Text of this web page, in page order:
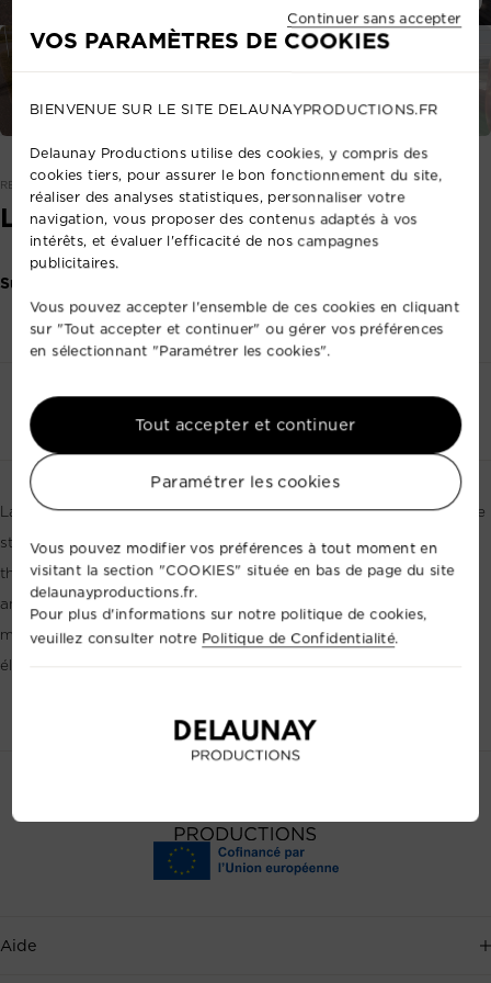
REF: 57809124
LE SUPER PLAYZONE JUNGLE
Sur demande
Laissez les enfants s’émerveiller et créer leur univers avec cette
structure gonflable verte et jaune de forme inhabituelle sur le
thème de la jungle qui avec son tigre, gorille et lion crée une
ambiance sauvage... Pour les 2-8 ans Capacité : 15 Enfants
maximum Dimensions : 7,0x 7,0 x 2,8 m (LxLxH) Puissance
électrique : 2 x 220v-16a
VOS PARAMÈTRES DE COOKIES
Continuer sans accepter
BIENVENUE SUR LE SITE DELAUNAYPRODUCTIONS.FR
Delaunay Productions utilise des cookies, y compris des
cookies tiers, pour assurer le bon fonctionnement du site,
réaliser des analyses statistiques, personnaliser votre
navigation, vous proposer des contenus adaptés à vos
intérêts, et évaluer l'efficacité de nos campagnes
publicitaires.
Vous pouvez accepter l'ensemble de ces cookies en cliquant
sur "Tout accepter et continuer" ou gérer vos préférences
en sélectionnant "Paramétrer les cookies".
Paramétrer les cookies
Tout accepter et continuer
Vous pouvez modifier vos préférences à tout moment en
visitant la section "COOKIES" située en bas de page du site
delaunayproductions.fr.
Pour plus d'informations sur notre politique de cookies,
veuillez consulter notre Politique de Confidentialité.
Aide